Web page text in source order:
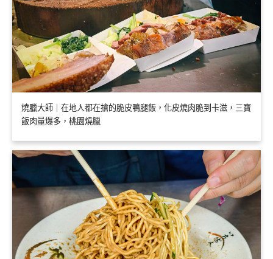
燒臘大師｜在地人都在搶的脆皮鴨腿飯，化皮燒肉脆到卡滋，三寶
飯肉量爆多，桃園燒臘